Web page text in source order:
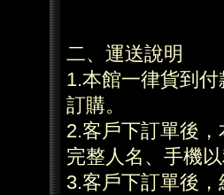
二、運送說明
1.本館一律貨到
訂購。
2.客戶下訂單後
完整人名、手機
3.客戶下訂單後